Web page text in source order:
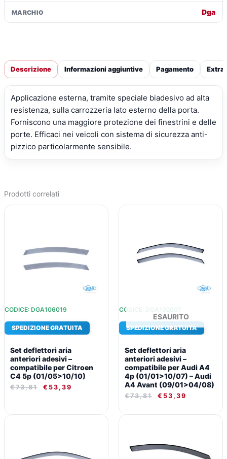
MARCHIO Dga
Descrizione Informazioni aggiuntive Pagamento Extra
Applicazione esterna, tramite speciale biadesivo ad alta
resistenza, sulla carrozzeria lato esterno della porta.
Forniscono una maggiore protezione dei finestrini e delle
porte. Efficaci nei veicoli con sistema di sicurezza anti-
pizzico particolarmente sensibile.
Prodotti correlati
CODICE: DGA106019
SPEDIZIONE GRATUITA
Set deflettori aria
anteriori adesivi –
compatibile per Citroen
C4 5p (01/05>10/10)
€73,81 € 53,39
ESAURITO
CODICE: DGA102007
SPEDIZIONE GRATUITA
Set deflettori aria
anteriori adesivi –
compatibile per Audi A4
4p (01/01>10/07) – Audi
A4 Avant (09/01>04/08)
€73,81 € 53,39
€73,81.
ERA:
€73,81.€53,39.